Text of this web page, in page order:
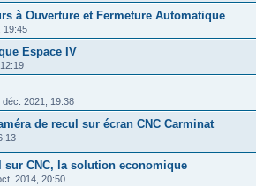
à Ouverture et Fermeture Automatique
19:45
Espace IV
déc. 2021, 19:38
de recul sur écran CNC Carminat
sur CNC, la solution economique
2014, 20:50